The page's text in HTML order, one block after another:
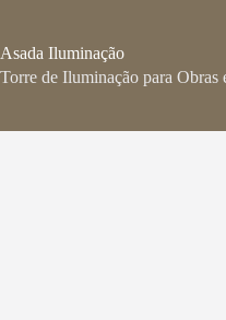
o
conteúdo
Asada Iluminação
Torre de Iluminação para Obras